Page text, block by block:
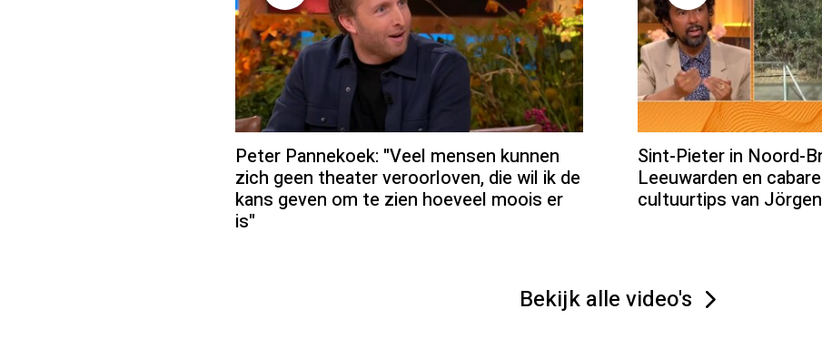
Peter Pannekoek: "Veel mensen kunnen
zich geen theater veroorloven, die wil ik de
kans geven om te zien hoeveel moois er
is"
Sint-Pieter in Noord-
Leeuwarden en
cultuurtips van
Bekijk alle video's